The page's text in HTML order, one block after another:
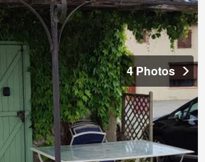
4 Photos